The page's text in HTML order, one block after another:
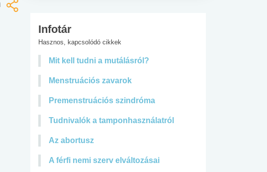
Infotár
Hasznos, kapcsolódó cikkek
Mit kell tudni a mutálásról?
Menstruációs zavarok
Premenstruációs szindróma
Tudnivalók a tamponhasználatról
Az abortusz
A férfi nemi szerv elváltozásai